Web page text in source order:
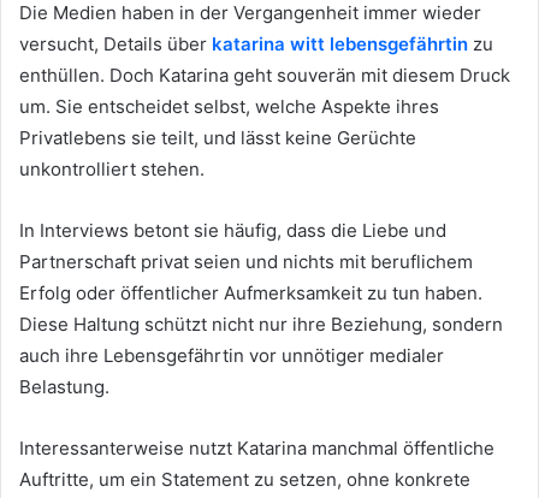
Die Medien haben in der Vergangenheit immer wieder
versucht, Details über katarina witt lebensgefährtin zu
enthüllen. Doch Katarina geht souverän mit diesem Druck
um. Sie entscheidet selbst, welche Aspekte ihres
Privatlebens sie teilt, und lässt keine Gerüchte
unkontrolliert stehen.
In Interviews betont sie häufig, dass die Liebe und
Partnerschaft privat seien und nichts mit beruflichem
Erfolg oder öffentlicher Aufmerksamkeit zu tun haben.
Diese Haltung schützt nicht nur ihre Beziehung, sondern
auch ihre Lebensgefährtin vor unnötiger medialer
Belastung.
Interessanterweise nutzt Katarina manchmal öffentliche
Auftritte, um ein Statement zu setzen, ohne konkrete